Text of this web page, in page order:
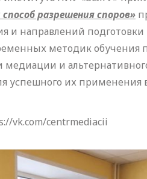
разрешения споров»
и направлений подготовки
методик обучения
медиации и
успешного их применения
vk.com/centrmediacii